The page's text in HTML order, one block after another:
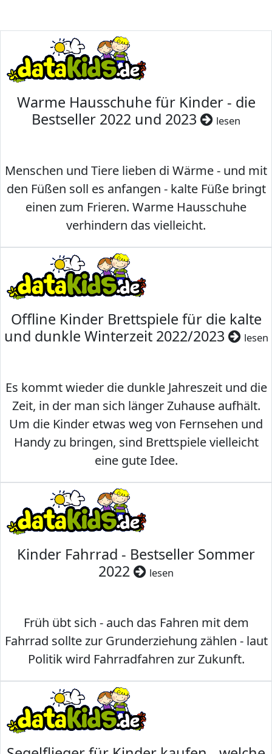
Warme Hausschuhe für Kinder - die
Bestseller 2022 und 2023
lesen
Menschen und Tiere lieben di Wärme - und mit
den Füßen soll es anfangen - kalte Füße bringt
einen zum Frieren. Warme Hausschuhe
verhindern das vielleicht.
Offline Kinder Brettspiele für die kalte
und dunkle Winterzeit 2022/2023
lesen
Es kommt wieder die dunkle Jahreszeit und die
Zeit, in der man sich länger Zuhause aufhält.
Um die Kinder etwas weg von Fernsehen und
Handy zu bringen, sind Brettspiele vielleicht
eine gute Idee.
Kinder Fahrrad - Bestseller Sommer
2022
lesen
Früh übt sich - auch das Fahren mit dem
Fahrrad sollte zur Grunderziehung zählen - laut
Politik wird Fahrradfahren zur Zukunft.